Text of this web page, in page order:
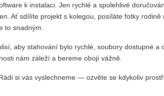
k instalaci. Jen rychlé a spolehlivé
Ať sdílíte projekt s kolegou, posíláte fotky
to snadným.
aby stahování bylo rychlé, soubory dostupné a
nám záleží a bereme obojí vážně.
si vás vyslechneme — ozvěte se kdykoliv